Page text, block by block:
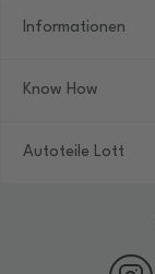
Informationen
Know How
Autoteile Lott